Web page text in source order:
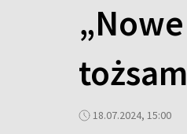
18.07.2024, 15:00